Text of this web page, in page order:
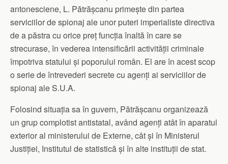
antonesciene, L. Pătrășcanu primește din partea
serviciilor de spionaj ale unor puteri imperialiste directiva
de a păstra cu orice preț funcția înaltă în care se
strecurase, în vederea intensificării activității criminale
împotriva statului și poporului român. El are în acest scop
o serie de întrevederi secrete cu agenți ai serviciilor de
spionaj ale S.U.A.
Folosind situația sa în guvern, Pătrășcanu organizează
un grup complotist antistatal, având agenți atât în aparatul
exterior al ministerului de Externe, cât și în Ministerul
Justiției, Institutul de statistică și în alte instituții de stat.